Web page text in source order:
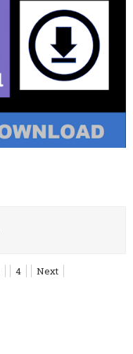
4 Next